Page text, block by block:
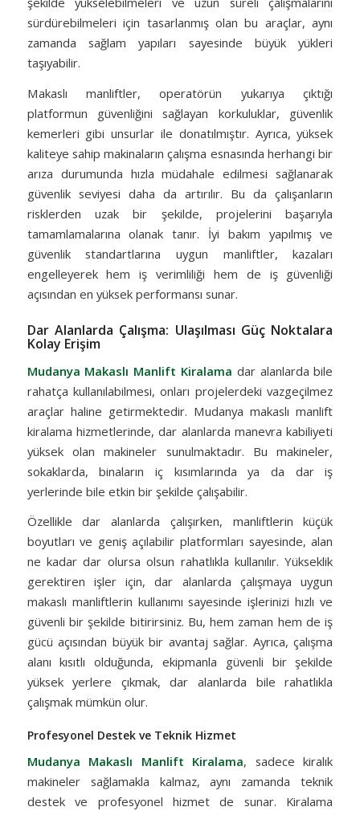
sürdürebilmeleri için tasarlanmış olan bu araçlar, aynı
zamanda sağlam yapıları sayesinde büyük yükleri
taşıyabilir.
Makaslı manliftler, operatörün yukarıya çıktığı
platformun güvenliğini sağlayan korkuluklar, güvenlik
kemerleri gibi unsurlar ile donatılmıştır. Ayrıca, yüksek
kaliteye sahip makinaların çalışma esnasında herhangi bir
arıza durumunda hızla müdahale edilmesi sağlanarak
güvenlik seviyesi daha da artırılır. Bu da çalışanların
risklerden uzak bir şekilde, projelerini başarıyla
tamamlamalarına olanak tanır. İyi bakım yapılmış ve
güvenlik standartlarına uygun manliftler, kazaları
engelleyerek hem iş verimliliği hem de iş güvenliği
açısından en yüksek performansı sunar.
Dar Alanlarda Çalışma: Ulaşılması Güç Noktalara
Kolay Erişim
Mudanya Makaslı Manlift Kiralama dar alanlarda bile
rahatça kullanılabilmesi, onları projelerdeki vazgeçilmez
araçlar haline getirmektedir. Mudanya makaslı manlift
kiralama hizmetlerinde, dar alanlarda manevra kabiliyeti
yüksek olan makineler sunulmaktadır. Bu makineler,
sokaklarda, binaların iç kısımlarında ya da dar iş
yerlerinde bile etkin bir şekilde çalışabilir.
Özellikle dar alanlarda çalışırken, manliftlerin küçük
boyutları ve geniş açılabilir platformları sayesinde, alan
ne kadar dar olursa olsun rahatlıkla kullanılır. Yükseklik
gerektiren işler için, dar alanlarda çalışmaya uygun
makaslı manliftlerin kullanımı sayesinde işlerinizi hızlı ve
güvenli bir şekilde bitirirsiniz. Bu, hem zaman hem de iş
gücü açısından büyük bir avantaj sağlar. Ayrıca, çalışma
alanı kısıtlı olduğunda, ekipmanla güvenli bir şekilde
yüksek yerlere çıkmak, dar alanlarda bile rahatlıkla
çalışmak mümkün olur.
Profesyonel Destek ve Teknik Hizmet
Mudanya Makaslı Manlift Kiralama, sadece kiralık
makineler sağlamakla kalmaz, aynı zamanda teknik
destek ve profesyonel hizmet de sunar. Kiralama